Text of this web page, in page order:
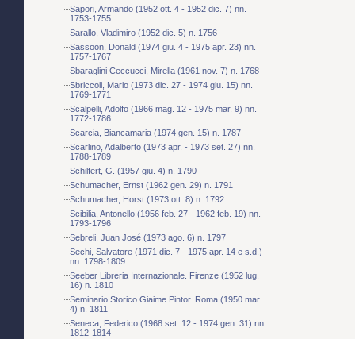
Sapori, Armando (1952 ott. 4 - 1952 dic. 7) nn.
1753-1755
Sarallo, Vladimiro (1952 dic. 5) n. 1756
Sassoon, Donald (1974 giu. 4 - 1975 apr. 23) nn.
1757-1767
Sbaraglini Ceccucci, Mirella (1961 nov. 7) n. 1768
Sbriccoli, Mario (1973 dic. 27 - 1974 giu. 15) nn.
1769-1771
Scalpelli, Adolfo (1966 mag. 12 - 1975 mar. 9) nn.
1772-1786
Scarcia, Biancamaria (1974 gen. 15) n. 1787
Scarlino, Adalberto (1973 apr. - 1973 set. 27) nn.
1788-1789
Schilfert, G. (1957 giu. 4) n. 1790
Schumacher, Ernst (1962 gen. 29) n. 1791
Schumacher, Horst (1973 ott. 8) n. 1792
Scibilia, Antonello (1956 feb. 27 - 1962 feb. 19) nn.
1793-1796
Sebreli, Juan José (1973 ago. 6) n. 1797
Sechi, Salvatore (1971 dic. 7 - 1975 apr. 14 e s.d.)
nn. 1798-1809
Seeber Libreria Internazionale. Firenze (1952 lug.
16) n. 1810
Seminario Storico Giaime Pintor. Roma (1950 mar.
4) n. 1811
Seneca, Federico (1968 set. 12 - 1974 gen. 31) nn.
1812-1814